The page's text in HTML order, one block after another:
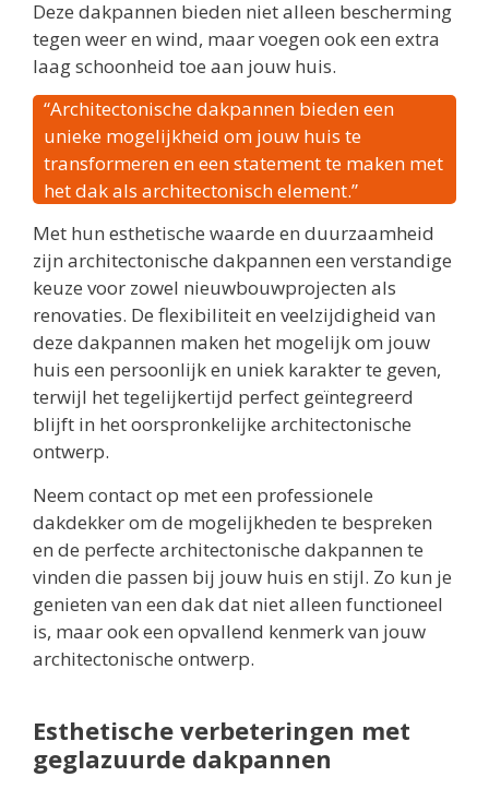
Deze dakpannen bieden niet alleen bescherming
tegen weer en wind, maar voegen ook een extra
laag schoonheid toe aan jouw huis.
“Architectonische dakpannen bieden een
unieke mogelijkheid om jouw huis te
transformeren en een statement te maken met
het dak als architectonisch element.”
Met hun esthetische waarde en duurzaamheid
zijn architectonische dakpannen een verstandige
keuze voor zowel nieuwbouwprojecten als
renovaties. De flexibiliteit en veelzijdigheid van
deze dakpannen maken het mogelijk om jouw
huis een persoonlijk en uniek karakter te geven,
terwijl het tegelijkertijd perfect geïntegreerd
blijft in het oorspronkelijke architectonische
ontwerp.
Neem contact op met een professionele
dakdekker om de mogelijkheden te bespreken
en de perfecte architectonische dakpannen te
vinden die passen bij jouw huis en stijl. Zo kun je
genieten van een dak dat niet alleen functioneel
is, maar ook een opvallend kenmerk van jouw
architectonische ontwerp.
Esthetische verbeteringen met
geglazuurde dakpannen